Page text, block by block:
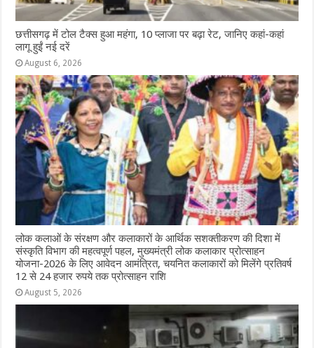
छत्तीसगढ़ में टोल टैक्स हुआ महंगा, 10 प्लाजा पर बढ़ा रेट, जानिए कहां-कहां
लागू हुईं नई दरें
August 6, 2026
लोक कलाओं के संरक्षण और कलाकारों के आर्थिक सशक्तीकरण की दिशा में
संस्कृति विभाग की महत्वपूर्ण पहल, मुख्यमंत्री लोक कलाकार प्रोत्साहन
योजना-2026 के लिए आवेदन आमंत्रित, चयनित कलाकारों को मिलेंगे प्रतिवर्ष
12 से 24 हजार रुपये तक प्रोत्साहन राशि
August 5, 2026